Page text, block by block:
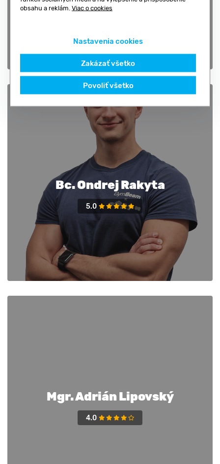
Bc. Ondrej Rakyta
5.0
Mgr. Adrián Lipovský
4.0
obsahu a reklám. Viac o cookies
Nastavenia cookies
Zakázať všetko
Povoliť všetko